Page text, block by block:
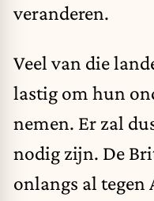
veranderen.
Veel van die
lastig om hun
nemen. Er zal
nodig zijn. De
onlangs al tegen